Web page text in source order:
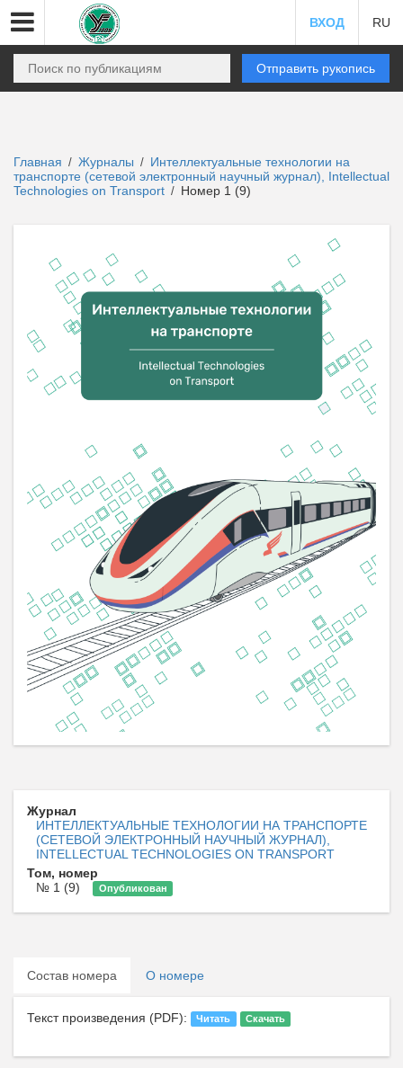
ВХОД RU
Отправить рукопись
Главная / Журналы / Интеллектуальные технологии на
транспорте (сетевой электронный научный журнал), Intellectual
Technologies on Transport / Номер 1 (9)
Журнал
ИНТЕЛЛЕКТУАЛЬНЫЕ ТЕХНОЛОГИИ НА ТРАНСПОРТЕ
(СЕТЕВОЙ ЭЛЕКТРОННЫЙ НАУЧНЫЙ ЖУРНАЛ),
INTELLECTUAL TECHNOLOGIES ON TRANSPORT
Том, номер
№ 1 (9)
Опубликован
Состав номера О номере
Текст произведения (PDF): Читать Скачать